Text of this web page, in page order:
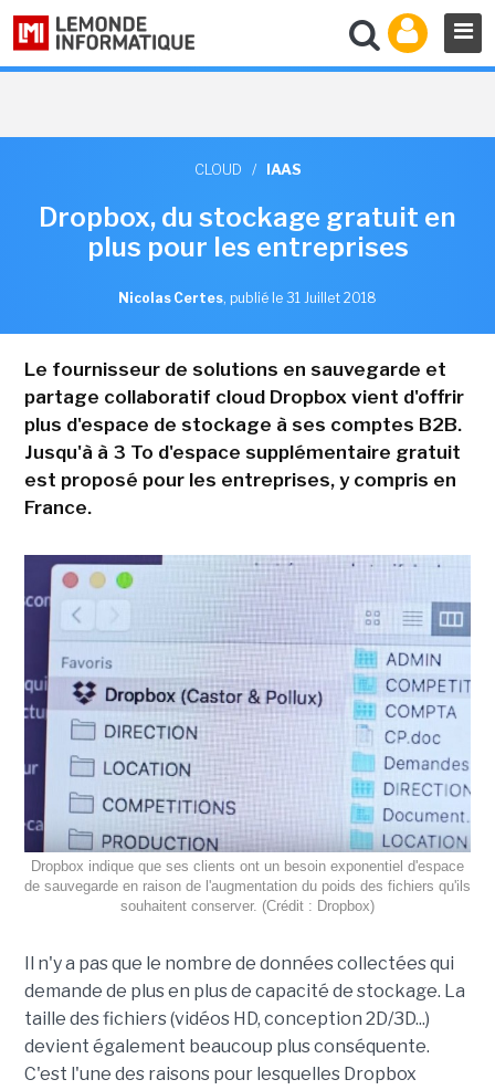
CLOUD / IAAS
Dropbox, du stockage gratuit en
plus pour les entreprises
Nicolas Certes, publié le 31 Juillet 2018
Le fournisseur de solutions en sauvegarde et
partage collaboratif cloud Dropbox vient d'offrir
plus d'espace de stockage à ses comptes B2B.
Jusqu'à à 3 To d'espace supplémentaire gratuit
est proposé pour les entreprises, y compris en
France.
Dropbox indique que ses clients ont un besoin exponentiel d'espace
de sauvegarde en raison de l'augmentation du poids des fichiers qu'ils
souhaitent conserver. (Crédit : Dropbox)
Il n'y a pas que le nombre de données collectées qui
demande de plus en plus de capacité de stockage. La
taille des fichiers (vidéos HD, conception 2D/3D...)
devient également beaucoup plus conséquente.
C'est l'une des raisons pour lesquelles Dropbox